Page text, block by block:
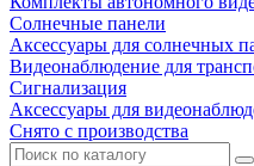
Солнечные панели
Аксессуары для солнечных
Видеонаблюдение для
Сигнализация
Аксессуары для
Снято с производства